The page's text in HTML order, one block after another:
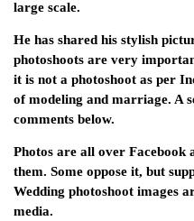
large scale.
He has shared his stylish
photoshoots are very
it is not a photoshoot as per
of modeling and marriage. A
comments below.
Photos are all over Facebook
them. Some oppose it, but
Wedding photoshoot images
media.